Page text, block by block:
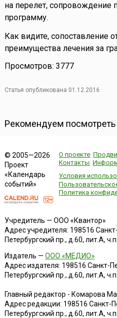
на перелет, сопровождение
программу.
Как видите, сопоставление
преимущества лечения за
Просмотров: 3777
Статья опубликована 01.12.2016
Рекомендуем посмотреть
© 2005—2026
Проект
«Календарь
событий»
О проекте
Контакты
Условия
Политика
Учредитель — ООО «Квантор»
Адрес учредителя: 198516
Петербургский пр., д.60, лит.А,
Издатель — ООО «МЕДИО»
Адрес издателя: 198516 Санкт-
Петербургский пр., д.60, лит.А,
Главный редактор - Комарова
Адрес редакции: 198516 Санкт-
Петербургский пр., д.60, лит.А,